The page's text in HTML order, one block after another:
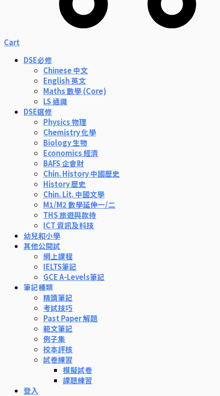
Cart
DSE必修
Chinese 中文
English 英文
Maths 數學 (Core)
LS 通識
DSE選修
Physics 物理
Chemistry 化學
Biology 生物
Economics 經濟
BAFS 企會財
Chin. History 中國歷史
History 歷史
Chin. Lit. 中國文學
M1/M2 數學延伸一/二
THS 旅遊與款待
ICT 資訊及科技
幼兒和小學
其他公開試
網上課程
IELTS筆記
GCE A-Levels筆記
筆記種類
精讀筆記
考試技巧
Past Paper 解題
範文筆記
例子集
校本評核
試卷練習
模擬試卷
課題練習
登入